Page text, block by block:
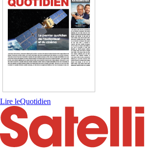
Lire leQuotidien